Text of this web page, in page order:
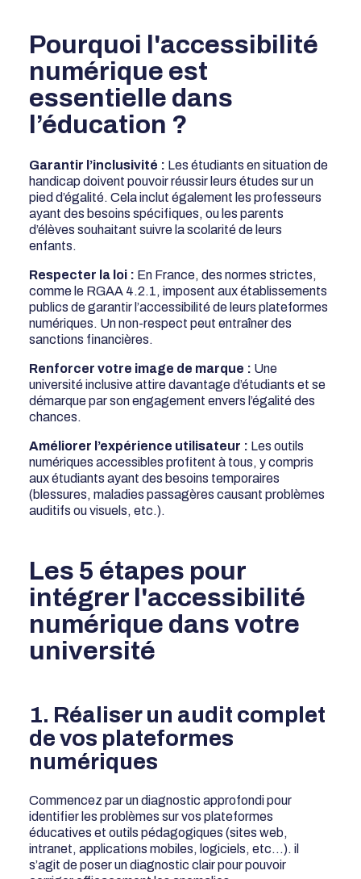
Pourquoi l'accessibilité
numérique est
essentielle dans
l’éducation ?
Garantir l’inclusivité : Les étudiants en situation de
handicap doivent pouvoir réussir leurs études sur un
pied d’égalité. Cela inclut également les professeurs
ayant des besoins spécifiques, ou les parents
d’élèves souhaitant suivre la scolarité de leurs
enfants.
Respecter la loi : En France, des normes strictes,
comme le RGAA 4.2.1, imposent aux établissements
publics de garantir l’accessibilité de leurs plateformes
numériques. Un non-respect peut entraîner des
sanctions financières.
Renforcer votre image de marque : Une
université inclusive attire davantage d’étudiants et se
démarque par son engagement envers l’égalité des
chances.
Améliorer l’expérience utilisateur : Les outils
numériques accessibles profitent à tous, y compris
aux étudiants ayant des besoins temporaires
(blessures, maladies passagères causant problèmes
auditifs ou visuels, etc.).
Les 5 étapes pour
intégrer l'accessibilité
numérique dans votre
université
1. Réaliser un audit complet
de vos plateformes
numériques
Commencez par un diagnostic approfondi pour
identifier les problèmes sur vos plateformes
éducatives et outils pédagogiques (sites web,
intranet, applications mobiles, logiciels, etc…). il
s’agit de poser un diagnostic clair pour pouvoir